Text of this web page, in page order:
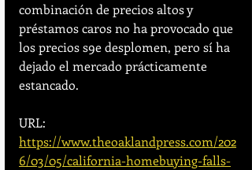
combinación de precios altos y
préstamos caros no ha provocado que
los precios s9e desplomen, pero sí ha
dejado el mercado prácticamente
estancado.
URL:
https://www.theoaklandpress.com/202
6/03/05/california-homebuying-falls-